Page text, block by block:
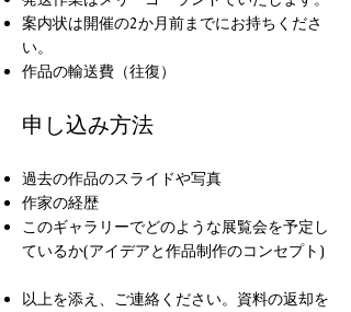
案内状は開催の2か月前までにお持ちくださ
い。
作品の輸送費（往復）
申し込み方法
過去の作品のスライドや写真
作家の経歴
このギャラリーでどのような展覧会を予定し
ているか(アイデアと作品制作のコンセプト)
以上を添え、ご連絡ください。資料の返却を